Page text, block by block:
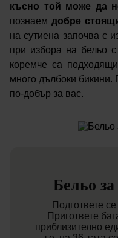
късно той може да
познаем добре
на сутиена започва с
при избора на бельо
коремче са
много дълбоки
по-добър за вас.
Бельо
Подгответе
Пригответе
приблизително